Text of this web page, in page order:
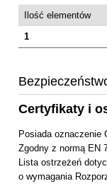
Ilość elementów
1
Certyfikaty i
Posiada oznaczenie
Zgodny z normą EN
Lista ostrzeżeń
o wymagania